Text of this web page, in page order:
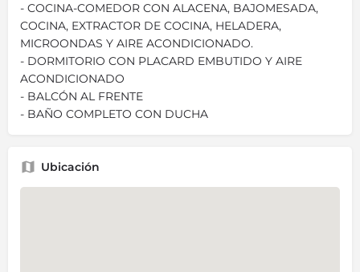
- COCINA-COMEDOR CON ALACENA, BAJOMESADA,
COCINA, EXTRACTOR DE COCINA, HELADERA,
MICROONDAS Y AIRE ACONDICIONADO.
- DORMITORIO CON PLACARD EMBUTIDO Y AIRE
ACONDICIONADO
- BALCÓN AL FRENTE
- BAÑO COMPLETO CON DUCHA
Ubicación